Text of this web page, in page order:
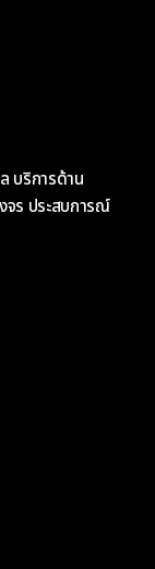
บริการด้าน
จร ประสบการณ์